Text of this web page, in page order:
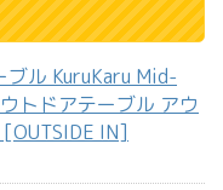
ブル KuruKaru Mid-
トドアテーブル アウ
IN]